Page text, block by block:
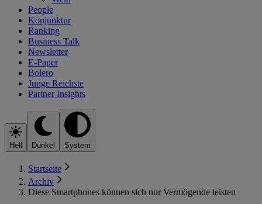
People
Konjunktur
Ranking
Business Talk
Newsletter
E-Paper
Bolero
Junge Reichste
Partner Insights
Hell Dunkel System
Startseite
Archiv
Diese Smartphones können sich nur Vermögende leisten